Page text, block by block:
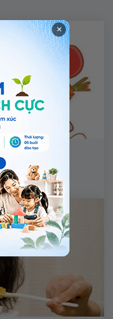
trẻ 2-4 tuổi
×